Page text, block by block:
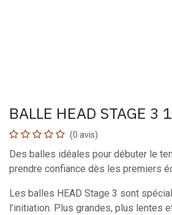
BALLE HEAD STAGE 3
(0 avis)
Des balles idéales pour débuter le
prendre confiance dès les premiers
Les balles HEAD Stage 3 sont
l’initiation. Plus grandes, plus lentes